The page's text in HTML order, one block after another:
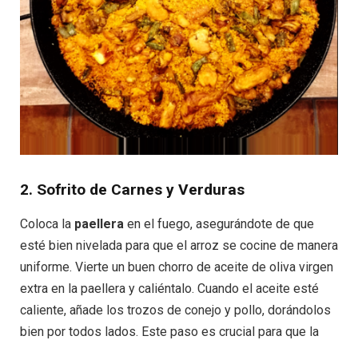
2. Sofrito de Carnes y Verduras
Coloca la paellera en el fuego, asegurándote de que
esté bien nivelada para que el arroz se cocine de manera
uniforme. Vierte un buen chorro de aceite de oliva virgen
extra en la paellera y caliéntalo. Cuando el aceite esté
caliente, añade los trozos de conejo y pollo, dorándolos
bien por todos lados. Este paso es crucial para que la